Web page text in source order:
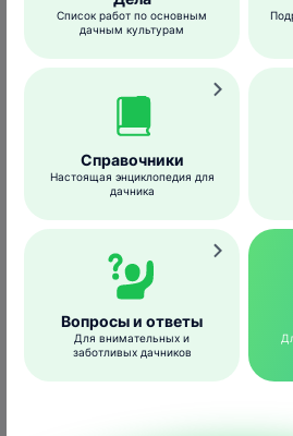
Меры борьбы и
Биопрепараты: Фитоверм
Битоксибациллин
Биологические средства:
для борьбы с гусеницами
врагов – различных птиц
дроздов, зарянок,
трясогузок); привлечение
бабочек, а некоторые
(жужелицы, осы, клопы-
наездники (трихограммы
Список работ по основным
дачным культурам
Справочники
Настоящая энциклопедия для
дачника
Вопросы и ответы
Для внимательных и
заботливых дачников